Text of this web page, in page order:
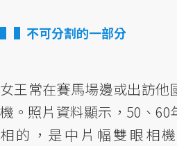
▌不可分割的一部分
女王常在賽馬場邊或出訪他
機。照片資料顯示，50、
相的，是中片幅雙眼相機